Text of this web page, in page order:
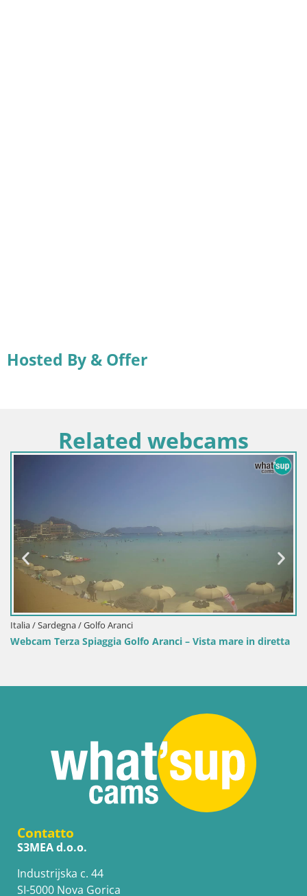
Hosted By & Offer
Related webcams
Italia / Sardegna / Golfo Aranci
Webcam Terza Spiaggia Golfo Aranci – Vista mare in diretta
Contatto
S3MEA d.o.o.
Industrijska c. 44
SI-5000 Nova Gorica